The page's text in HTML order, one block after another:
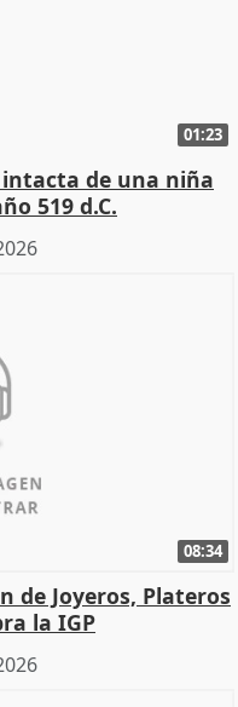
01:23
de una niña
519 d.C.
08:34
de Joyeros, Plateros
la IGP